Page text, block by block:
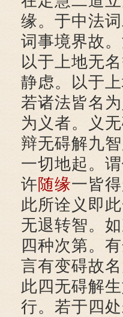
缘。于中法
词事境界故
以于上地无
静虑。以于
若诸法皆名
为义者。义
辩无碍解九
一切地起。
许随缘一皆
此所诠义即
无退转智。
四种次第。
言有变碍故
此四无碍解
行。若于四